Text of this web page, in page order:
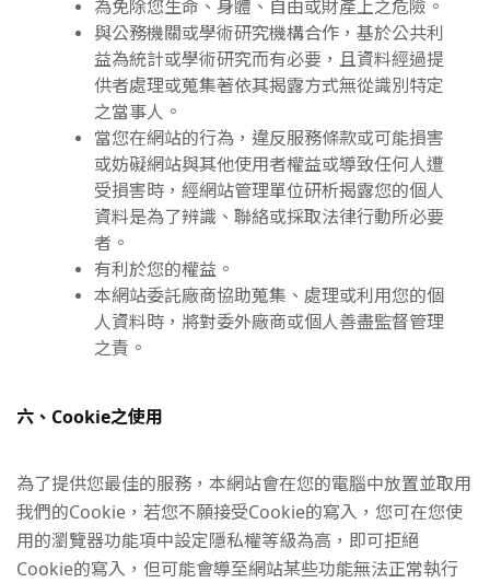
為免除您生命、身體、自由或財產上之危險。
與公務機關或學術研究機構合作，基於公共利
益為統計或學術研究而有必要，且資料經過提
供者處理或蒐集著依其揭露方式無從識別特定
之當事人。
當您在網站的行為，違反服務條款或可能損害
或妨礙網站與其他使用者權益或導致任何人遭
受損害時，經網站管理單位研析揭露您的個人
資料是為了辨識、聯絡或採取法律行動所必要
者。
有利於您的權益。
本網站委託廠商協助蒐集、處理或利用您的個
人資料時，將對委外廠商或個人善盡監督管理
之責。
六、Cookie之使用
為了提供您最佳的服務，本網站會在您的電腦中放置並取用
我們的Cookie，若您不願接受Cookie的寫入，您可在您使
用的瀏覽器功能項中設定隱私權等級為高，即可拒絕
Cookie的寫入，但可能會導至網站某些功能無法正常執行